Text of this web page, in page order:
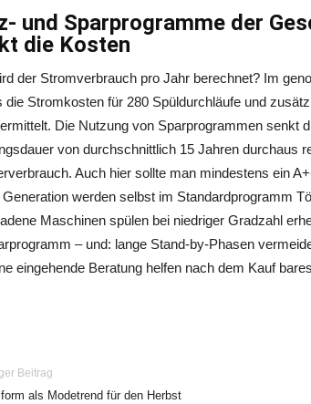
und Sparprogramme der
die Kosten
der Stromverbrauch pro Jahr berechnet? Im
die Stromkosten für 280 Spüldurchläufe und
Die Nutzung von Sparprogrammen senkt
von durchschnittlich 15 Jahren durchaus
Auch hier sollte man mindestens ein
Generation werden selbst im Standardprogramm
Maschinen spülen bei niedriger Gradzahl
– und: lange Stand-by-Phasen
eingehende Beratung helfen nach dem Kauf
Beitrag
als Modetrend für den Herbst